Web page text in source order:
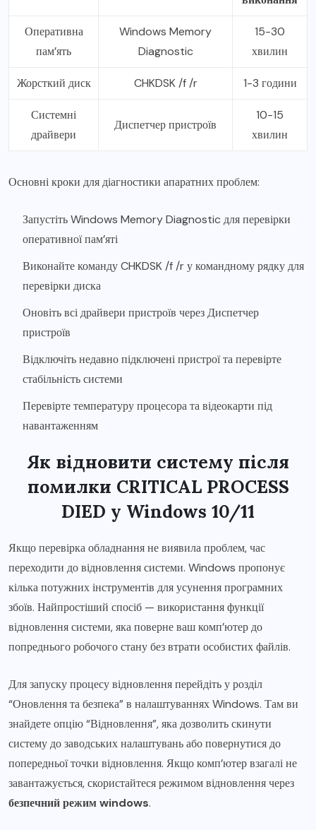
Оперативна
пам’ять
Windows Memory
Diagnostic
15-30
хвилин
Жорсткий диск CHKDSK /f /r 1-3 години
Системні
драйвери
Диспетчер пристроїв
10-15
хвилин
Основні кроки для діагностики апаратних проблем:
Запустіть Windows Memory Diagnostic для перевірки
оперативної пам’яті
Виконайте команду CHKDSK /f /r у командному рядку для
перевірки диска
Оновіть всі драйвери пристроїв через Диспетчер
пристроїв
Відключіть недавно підключені пристрої та перевірте
стабільність системи
Перевірте температуру процесора та відеокарти під
навантаженням
Як відновити систему після
помилки CRITICAL PROCESS
DIED у Windows 10/11
Якщо перевірка обладнання не виявила проблем, час
переходити до відновлення системи. Windows пропонує
кілька потужних інструментів для усунення програмних
збоїв. Найпростіший спосіб — використання функції
відновлення системи, яка поверне ваш комп’ютер до
попреднього робочого стану без втрати особистих файлів.
Для запуску процесу відновлення перейдіть у розділ
“Оновлення та безпека” в налаштуваннях Windows. Там ви
знайдете опцію “Відновлення”, яка дозволить скинути
систему до заводських налаштувань або повернутися до
попередньої точки відновлення. Якщо комп’ютер взагалі не
завантажується, скористайтеся режимом відновлення через
безпечний режим windows.